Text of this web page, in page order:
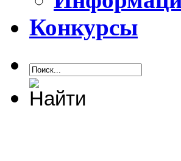
Конкурсы